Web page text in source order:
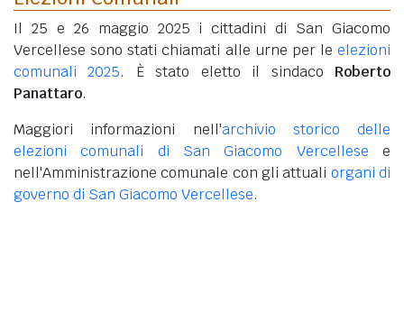
Il 25 e 26 maggio 2025 i cittadini di San Giacomo
Vercellese sono stati chiamati alle urne per le elezioni
comunali 2025. È stato eletto il sindaco Roberto
Panattaro.
Maggiori informazioni nell'archivio storico delle
elezioni comunali di San Giacomo Vercellese e
nell'Amministrazione comunale con gli attuali organi di
governo di San Giacomo Vercellese.